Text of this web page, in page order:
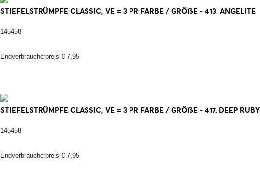
STIEFELSTRÜMPFE CLASSIC, VE = 3 PR FARBE / GRÖßE - 413. ANGELITE
145458
Endverbraucherpreis € 7,95
STIEFELSTRÜMPFE CLASSIC, VE = 3 PR FARBE / GRÖßE - 417. DEEP RUBY
145458
Endverbraucherpreis € 7,95